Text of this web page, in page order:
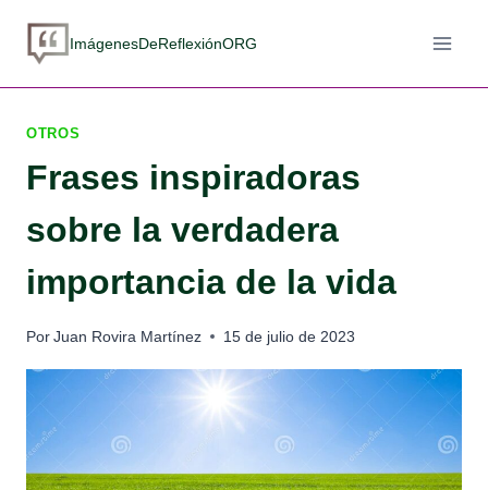
ImágenesDeReflexiónORG
OTROS
Frases inspiradoras
sobre la verdadera
importancia de la vida
PorJuan Rovira Martínez 15 de julio de 2023